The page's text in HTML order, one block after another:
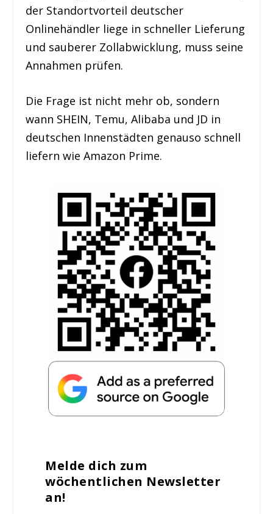
der Standortvorteil deutscher
Onlinehändler liege in schneller Lieferung
und sauberer Zollabwicklung, muss seine
Annahmen prüfen.
Die Frage ist nicht mehr ob, sondern
wann SHEIN, Temu, Alibaba und JD in
deutschen Innenstädten genauso schnell
liefern wie Amazon Prime.
Melde dich zum
wöchentlichen Newsletter
an!